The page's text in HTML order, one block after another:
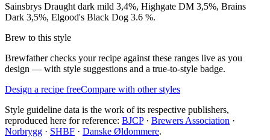
Sainsbrys Draught dark mild 3,4%, Highgate DM 3,5%, Brains
Dark 3,5%, Elgood's Black Dog 3.6 %.
Brew to this style
Brewfather checks your recipe against these ranges live as you
design — with style suggestions and a true-to-style badge.
Design a recipe freeCompare with other styles
Style guideline data is the work of its respective publishers,
reproduced here for reference: BJCP· Brewers Association ·
Norbrygg · SHBF · Danske Øldommere.